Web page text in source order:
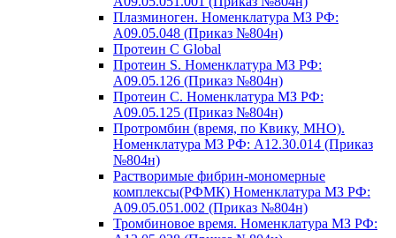
Плазминоген. Номенклатура МЗ РФ:
A09.05.048 (Приказ №804н)
Протеин C Global
Протеин S. Номенклатура МЗ РФ:
A09.05.126 (Приказ №804н)
Протеин С. Номенклатура МЗ РФ:
A09.05.125 (Приказ №804н)
Протромбин (время, по Квику, МНО).
Номенклатура МЗ РФ: A12.30.014 (Приказ
№804н)
Растворимые фибрин-мономерные
комплексы(РФМК) Номенклатура МЗ РФ:
A09.05.051.002 (Приказ №804н)
Тромбиновое время. Номенклатура МЗ РФ: